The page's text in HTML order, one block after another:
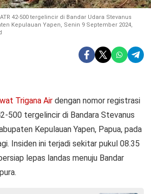
42-500 tergelincir di Bandar Udara Stevanus
Kepulauan Yapen, Senin 9 September 2024,
Trigana Air dengan nomor registrasi
500 tergelincir di Bandara Stevanus
Kepulauan Yapen, Papua, pada
Insiden ini terjadi sekitar pukul 08.35
lepas landas menuju Bandar